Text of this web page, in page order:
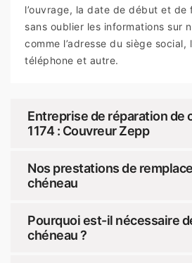
l’ouvrage, la date de début et de
sans oublier les informations sur
comme l’adresse du siège social,
téléphone et autre.
Entreprise de réparation de
1174 : Couvreur Zepp
Nos prestations de
chéneau
Pourquoi est-il nécessaire
chéneau ?